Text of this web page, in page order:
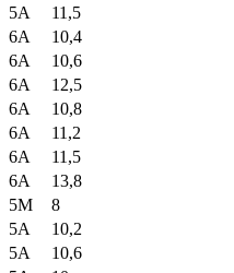
5A
11,5
6A
10,4
6A
10,6
6A
12,5
6A
10,8
6A
11,2
6A
11,5
6A
13,8
5M
8
5A
10,2
5A
10,6